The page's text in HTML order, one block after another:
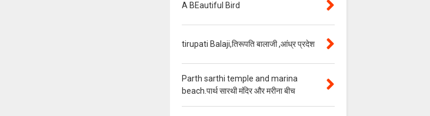
A BEautiful Bird
tirupati Balaji,तिरूपति बालाजी ,आंध्र प्रदेश
Parth sarthi temple and marina
beach.पार्थ सारथी मंदिर और मरीना बीच